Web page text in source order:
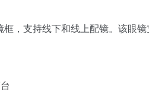
，支持线下和线上配镜。该眼